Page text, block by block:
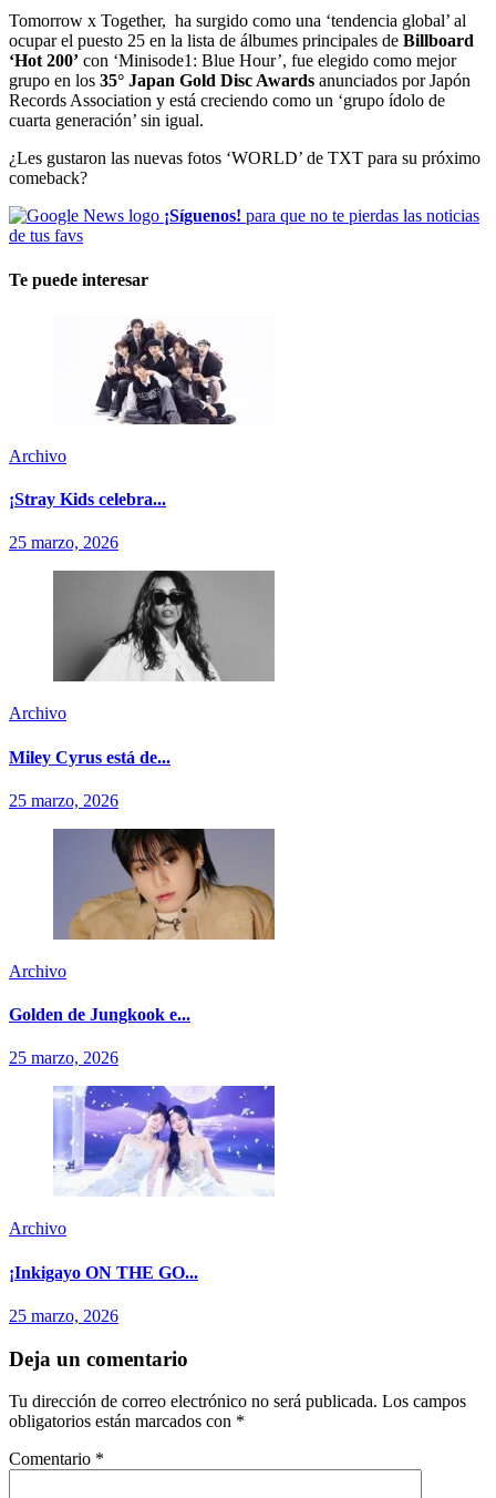
Tomorrow x Together, ha surgido como una ‘tendencia global’ al
ocupar el puesto 25 en la lista de álbumes principales de Billboard
‘Hot 200’ con ‘Minisode1: Blue Hour’, fue elegido como mejor
grupo en los 35° Japan Gold Disc Awards anunciados por Japón
Records Association y está creciendo como un ‘grupo ídolo de
cuarta generación’ sin igual.
¿Les gustaron las nuevas fotos ‘WORLD’ de TXT para su próximo
comeback?
¡Síguenos! para que no te pierdas las noticias
de tus favs
Te puede interesar
Archivo
¡Stray Kids celebra...
25 marzo, 2026
Archivo
Miley Cyrus está de...
25 marzo, 2026
Archivo
Golden de Jungkook e...
25 marzo, 2026
Archivo
¡Inkigayo ON THE GO...
25 marzo, 2026
Deja un comentario
Tu dirección de correo electrónico no será publicada. Los campos
obligatorios están marcados con *
Comentario *